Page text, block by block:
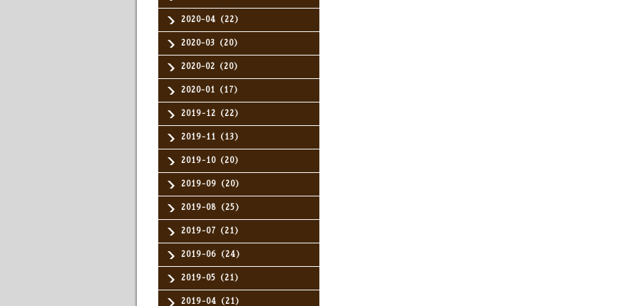
2020-04（22）
2020-03（20）
2020-02（20）
2020-01（17）
2019-12（22）
2019-11（13）
2019-10（20）
2019-09（20）
2019-08（25）
2019-07（21）
2019-06（24）
2019-05（21）
2019-04（21）